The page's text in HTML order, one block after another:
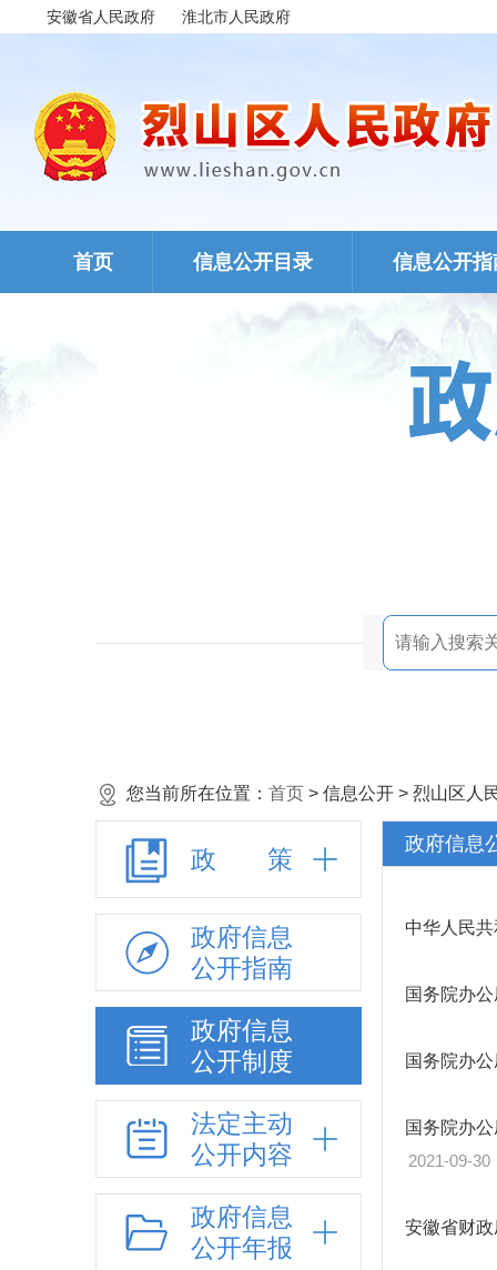
安徽省人民政府 淮北市人民政府
首页 信息公开目录 信息公开指
您当前所在位置： 首页 > 信息公开 > 烈山区人
政 策
政府信息
公开指南
政府信息
公开制度
法定主动
公开内容
政府信息
公开年报
政府信息
中华人民
国务院办
国务院办
国务院办
2021-09-30
安徽省财